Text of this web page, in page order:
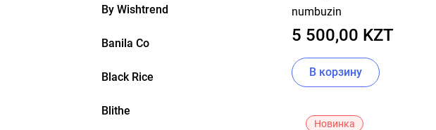
By Wishtrend
Banila Co
Black Rice
Blithe
Retinol Volumetox Eye Cream
numbuzin
5 500,00 KZT
В корзину
Новинка